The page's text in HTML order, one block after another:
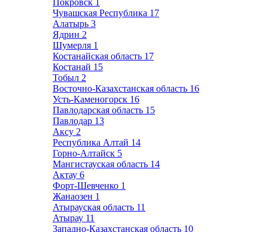
Покровск 1
Чувашская Республика 17
Алатырь 3
Ядрин 2
Шумерля 1
Костанайская область 17
Костанай 15
Тобыл 2
Восточно-Казахстанская область 16
Усть-Каменогорск 16
Павлодарская область 15
Павлодар 13
Аксу 2
Республика Алтай 14
Горно-Алтайск 5
Мангистауская область 14
Актау 6
Форт-Шевченко 1
Жанаозен 1
Атырауская область 11
Атырау 11
Западно-Казахстанская область 10